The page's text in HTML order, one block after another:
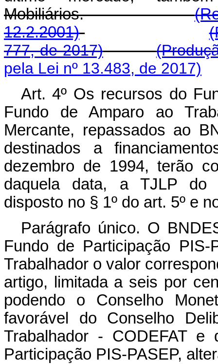
Mobiliários.
12.2.2001)
777, de 2017)
pela Lei nº 13.483, de 2017)
Art. 4º Os recursos do
Fundo de Amparo ao
Mercante, repassados ao
destinados a
dezembro de 1994, terão
daquela data, a TJLP do
disposto no § 1º do art. 5º e
Parágrafo único. O
Fundo de Participação
Trabalhador o valor
artigo, limitada a seis por
podendo o Conselho
favorável do Conselho
Trabalhador - CODEFAT
Participação PIS-PASEP,